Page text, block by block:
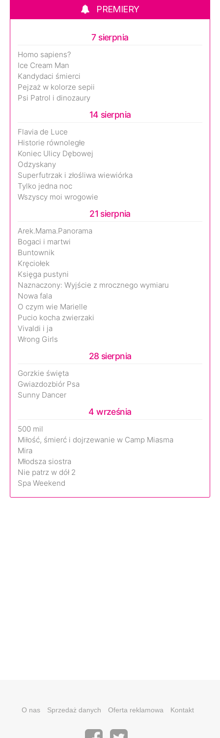
PREMIERY
7 sierpnia
Homo sapiens?
Ice Cream Man
Kandydaci śmierci
Pejzaż w kolorze sepii
Psi Patrol i dinozaury
14 sierpnia
Flavia de Luce
Historie równoległe
Koniec Ulicy Dębowej
Odzyskany
Superfutrzak i złośliwa wiewiórka
Tylko jedna noc
Wszyscy moi wrogowie
21 sierpnia
Arek.Mama.Panorama
Bogaci i martwi
Buntownik
Kręciołek
Księga pustyni
Naznaczony: Wyjście z mrocznego wymiaru
Nowa fala
O czym wie Marielle
Pucio kocha zwierzaki
Vivaldi i ja
Wrong Girls
28 sierpnia
Gorzkie święta
Gwiazdozbiór Psa
Sunny Dancer
4 września
500 mil
Miłość, śmierć i dojrzewanie w Camp Miasma
Mira
Młodsza siostra
Nie patrz w dół 2
Spa Weekend
O nas Sprzedaż danych Oferta reklamowa Kontakt